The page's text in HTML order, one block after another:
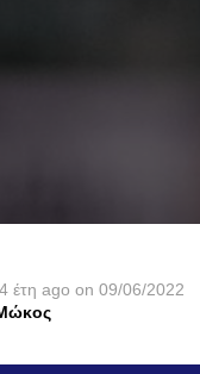
4 έτη ago on 09/06/2022